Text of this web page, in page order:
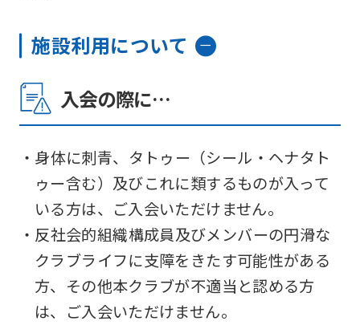
施設利用について
入会の際に…
・身体に刺青、タトゥー（シール・ヘナタト
ゥー含む）及びこれに類するものが入って
いる方は、ご入会いただけません。
・反社会的組織構成員及びメンバーの円滑な
クラブライフに支障をきたす可能性がある
方、その他本クラブが不適当と認める方
は、ご入会いただけません。